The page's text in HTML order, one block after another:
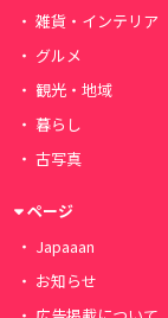
雑貨・インテリア
グルメ
観光・地域
暮らし
古写真
ページ
Japaaan
お知らせ